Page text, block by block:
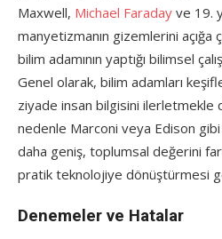
Maxwell, Michael Faraday ve 19.
manyetizmanın gizemlerini açığa
bilim adamının yaptığı bilimsel
Genel olarak, bilim adamları
ziyade insan bilgisini ilerletmekle
nedenle Marconi veya Edison
daha geniş, toplumsal değerini
pratik teknolojiye dönüştürmesi
Denemeler ve Hatalar